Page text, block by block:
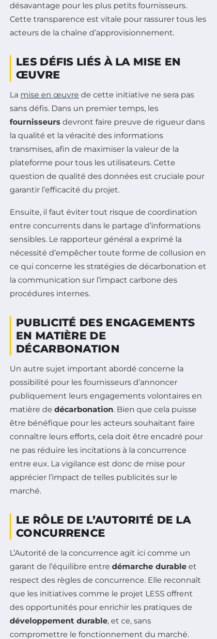
désavantage pour les plus petits fournisseurs.
Cette transparence est vitale pour rassurer tous les
acteurs de la chaîne d’approvisionnement.
LES DÉFIS LIÉS À LA MISE EN
ŒUVRE
La mise en œuvre de cette initiative ne sera pas
sans défis. Dans un premier temps, les
fournisseurs devront faire preuve de rigueur dans
la qualité et la véracité des informations
transmises, afin de maximiser la valeur de la
plateforme pour tous les utilisateurs. Cette
question de qualité des données est cruciale pour
garantir l’efficacité du projet.
Ensuite, il faut éviter tout risque de coordination
entre concurrents dans le partage d’informations
sensibles. Le rapporteur général a exprimé la
nécessité d’empêcher toute forme de collusion en
ce qui concerne les stratégies de décarbonation et
la communication sur l’impact carbone des
procédures internes.
PUBLICITÉ DES ENGAGEMENTS
EN MATIÈRE DE
DÉCARBONATION
Un autre sujet important abordé concerne la
possibilité pour les fournisseurs d’annoncer
publiquement leurs engagements volontaires en
matière de décarbonation. Bien que cela puisse
être bénéfique pour les acteurs souhaitant faire
connaître leurs efforts, cela doit être encadré pour
ne pas réduire les incitations à la concurrence
entre eux. La vigilance est donc de mise pour
apprécier l’impact de telles publicités sur le
marché.
LE RÔLE DE L’AUTORITÉ DE LA
CONCURRENCE
L’Autorité de la concurrence agit ici comme un
garant de l’équilibre entre démarche durable et
respect des règles de concurrence. Elle reconnaît
que les initiatives comme le projet LESS offrent
des opportunités pour enrichir les pratiques de
développement durable, et ce, sans
compromettre le fonctionnement du marché.